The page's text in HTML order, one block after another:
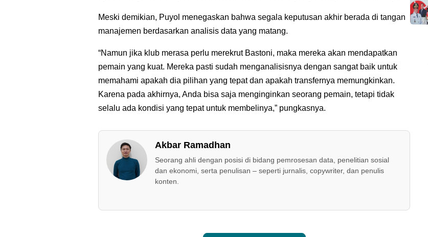
Meski demikian, Puyol menegaskan bahwa segala keputusan akhir berada di tangan
manajemen berdasarkan analisis data yang matang.
“Namun jika klub merasa perlu merekrut Bastoni, maka mereka akan mendapatkan
pemain yang kuat. Mereka pasti sudah menganalisisnya dengan sangat baik untuk
memahami apakah dia pilihan yang tepat dan apakah transfernya memungkinkan.
Karena pada akhirnya, Anda bisa saja menginginkan seorang pemain, tetapi tidak
selalu ada kondisi yang tepat untuk membelinya,” pungkasnya.
Akbar Ramadhan
Seorang ahli dengan posisi di bidang pemrosesan data, penelitian sosial
dan ekonomi, serta penulisan – seperti jurnalis, copywriter, dan penulis
konten.